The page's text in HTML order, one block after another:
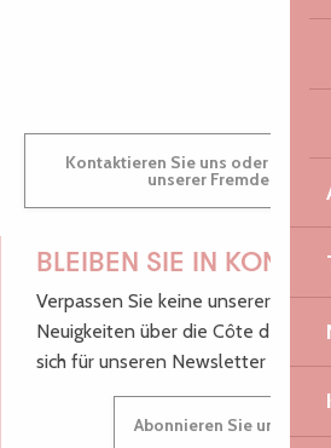
Kontaktieren Sie uns oder besuchen Sie uns in einem
unserer
BLEIBEN SIE IN
Verpassen Sie keine unserer guten
Neuigkeiten über die Côte de
sich für unseren Newsletter an.
Abonnieren Sie unseren